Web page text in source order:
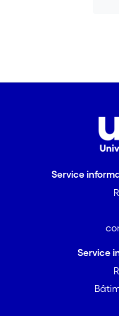
et
été
leur
Service
Service